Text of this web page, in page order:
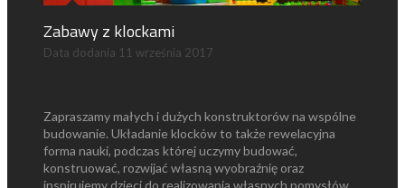
Zabawy z klockami
Data dodania 11 września 2017
Zapraszamy małych i dużych konstruktorów na wspólne
budowanie. Układanie klocków to także rewelacyjna
forma nauki, podczas której uczymy budować,
konstruować, rozwijać własną wyobraźnię oraz
inspirujemy dzieci do realizowania własnych pomysłów.